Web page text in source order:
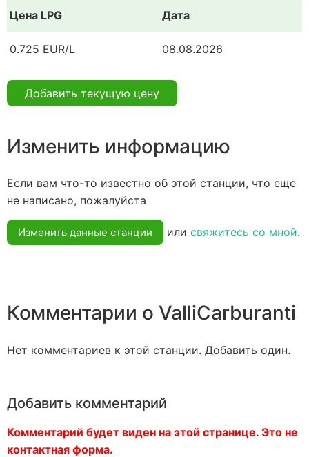
Цена LPG Дата
0.725 EUR/L 08.08.2026
Добавить текущую цену
Изменить информацию
Если вам что-то известно об этой станции, что еще
не написано, пожалуйста
Изменить данные станции или свяжитесь со мной.
Комментарии о ValliCarburanti
Нет комментариев к этой станции. Добавить один.
Добавить комментарий
Комментарий будет виден на этой странице. Это не
контактная форма.